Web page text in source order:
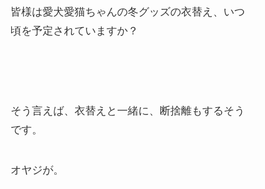
皆様は愛犬愛猫ちゃんの冬グッズの衣替え、いつ
頃を予定されていますか？
そう言えば、衣替えと一緒に、断捨離もするそう
です。
オヤジが。